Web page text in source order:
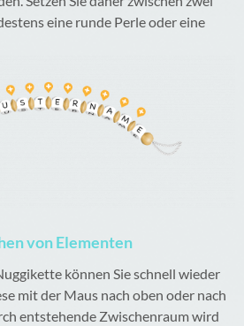
eine runde Perle oder eine
von Elementen
können Sie schnell wieder
mit der Maus nach oben oder nach
entstehende Zwischenraum wird